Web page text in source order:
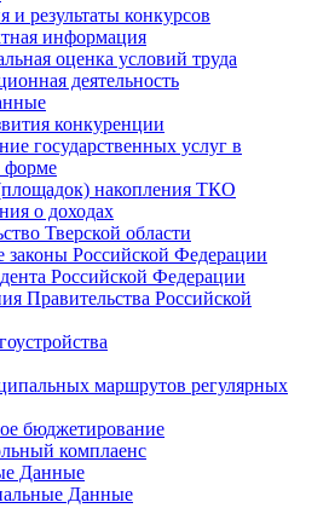
и результаты конкурсов
информация
оценка условий труда
деятельность
конкуренции
государственных услуг в
форме
накопления ТКО
о доходах
Тверской области
законы Российской Федерации
Российской Федерации
Правительства Российской
маршрутов регулярных
бюджетирование
комплаенс
Данные
Данные